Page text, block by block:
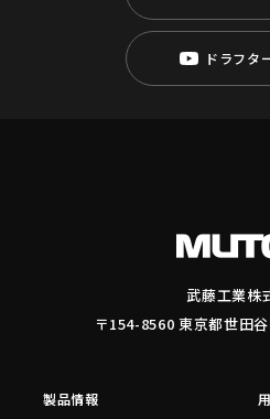
ドラフタ
武藤工業株
〒154-8560 東京都世田
製品情報